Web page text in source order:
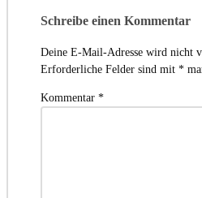
Schreibe einen Kommentar
Deine E-Mail-Adresse wird nicht
Erforderliche Felder sind mit *
Kommentar *